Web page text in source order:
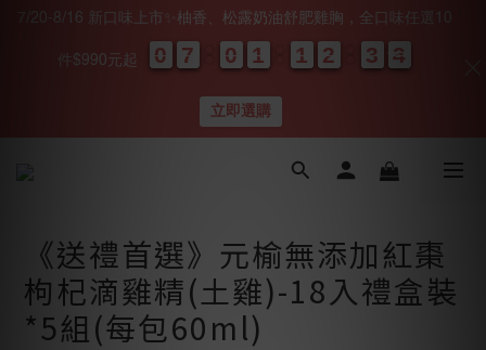
《送禮首選》元榆無添加紅棗
枸杞滴雞精(土雞)-18入禮盒裝
*5組(每包60ml)
7/20-8/16 新口味上市✨柚香、松露奶油舒肥雞胸，全口味任選10
件$990元起 0
0
0
0 7
7
7
7 0
0
0
0 1
1
1
1 1
1
1
1 2
2
2
2 3
3
3
3 0
0
3
3
2
立即選購